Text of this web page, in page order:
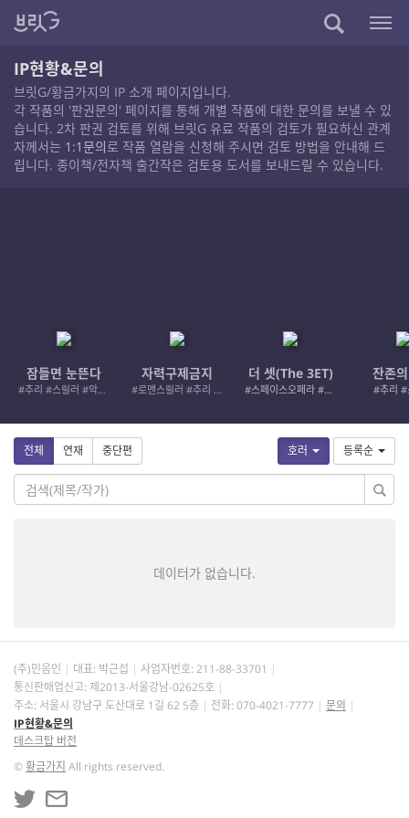
IP현황&문의
브릿G/황금가지의 IP 소개 페이지입니다.
각 작품의 '판권문의' 페이지를 통해 개별 작품에 대한 문의를 보낼 수 있
습니다. 2차 판권 검토를 위해 브릿G 유료 작품의 검토가 필요하신 관계
자께서는 1:1문의로 작품 열람을 신청해 주시면 검토 방법을 안내해 드
립니다. 종이책/전자책 출간작은 검토용 도서를 보내드릴 수 있습니다.
잠들면 눈뜬다
#추리 #스릴러 #악인 #로드레이지
자력구제금지
#로맨스릴러 #추리 #여성서사 #사적제재
더 셋(The 3ET)
#스페이스오페라 #우주활극
잔존
#추리 #
호러 등록순
전체 연재 중단편
데이터가 없습니다.
(주)민음인 대표: 박근섭 사업자번호: 211-88-33701
통신판매업신고: 제2013-서울강남-02625호
주소: 서울시 강남구 도산대로 1길 62 5층
전화: 070-4021-7777
문의
IP현황&문의
데스크탑 버전
©황금가지 All rights reserved.